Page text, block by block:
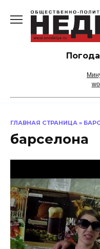
содержанию
ГЛАВНАЯ СТРАНИЦА »
барселона